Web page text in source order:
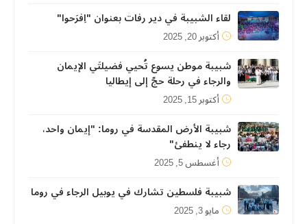
لقاء الشبيبة في دير رفات بعنوان "اِفرَحوا"
أكتوبر 20, 2025
شبيبة موطن يسوع تُحيي فضيلتَي الإيمان
والرجاء في رحلة حجّ إلى إيطاليا
أكتوبر 15, 2025
شبيبة الأرض المقدسة في روما: "إيمان واحد،
رجاء لا ينطفئ"
أغسطس 5, 2025
شبيبة فلسطين تشارك في يوبيل الرجاء في روما
مايو 3, 2025